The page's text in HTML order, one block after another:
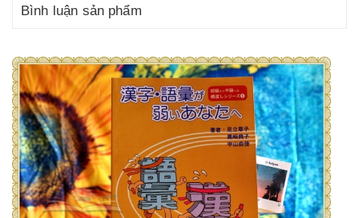
Bình luận sản phẩm